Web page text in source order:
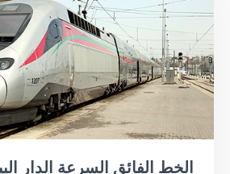
الخط الفائق السرعة الدار